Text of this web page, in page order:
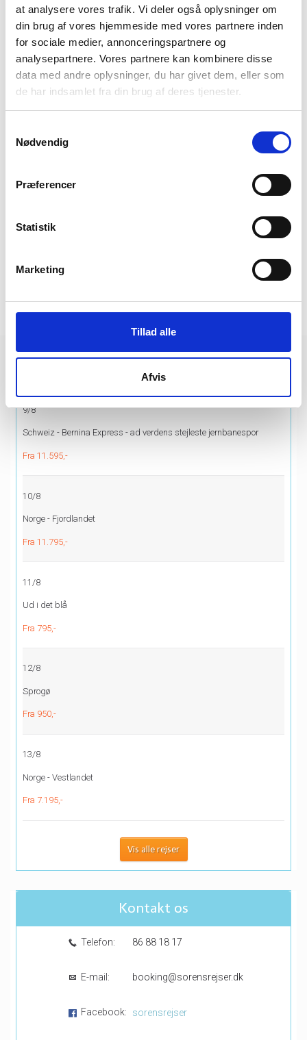
at analysere vores trafik. Vi deler også oplysninger om
din brug af vores hjemmeside med vores partnere inden
for sociale medier, annonceringspartnere og
analysepartnere. Vores partnere kan kombinere disse
data med andre oplysninger, du har givet dem, eller som
de har indsamlet fra din brug af deres tjenester.
Nødvendig
Præferencer
Statistik
Marketing
Tillad alle
Afvis
Læs mere
HER
Oplev 21 danske øer på 5 dage..
Danmark består af over 440 navngivne øer hvoraf 72 af dem er beboet.
Vi besøger bl.a. Alrø, Samsø, Enø, Møn, Farø, Falster, Lolland, Siø, Thurø,
Frederiksø og Ærø
HER
‹ 10 ›
Rejsekalender
9/8
Schweiz - Bernina Express - ad verdens stejleste jernbanespor
Fra 11.595,-
10/8
Norge - Fjordlandet
Fra 11.795,-
11/8
Ud i det blå
Fra 795,-
12/8
Sprogø
Fra 950,-
13/8
Norge - Vestlandet
Fra 7.195,-
Vis alle rejser
Kontakt os
Telefon: 86 88 18 17
E-mail: booking@sorensrejser.dk
Facebook: sorensrejser